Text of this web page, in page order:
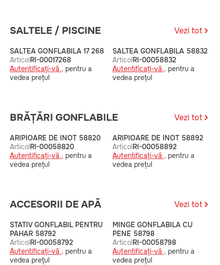
SALTELE / PISCINE Vezi tot
SALTEA GONFLABILA 17 268
ArticolRI-00017268
Autentificați-vă , pentru a
vedea prețul
SALTEA GONFLABILA 58832
ArticolRI-00058832
Autentificați-vă , pentru a
vedea prețul
BRĂȚĂRI GONFLABILE Vezi tot
ARIPIOARE DE INOT 58820
ArticolRI-00058820
Autentificați-vă , pentru a
vedea prețul
ARIPIOARE DE INOT 58892
ArticolRI-00058892
Autentificați-vă , pentru a
vedea prețul
ACCESORII DE APĂ Vezi tot
STATIV GONFLABIL PENTRU
PAHAR 58792
ArticolRI-00058792
Autentificați-vă , pentru a
vedea prețul
MINGE GONFLABILA CU
PENE 58798
ArticolRI-00058798
Autentificați-vă , pentru a
vedea prețul